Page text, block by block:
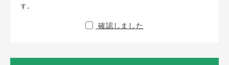
す。
確認しました